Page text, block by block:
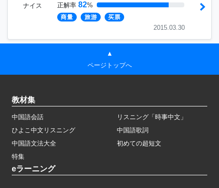
ナイス 正解率 82%
商量 旅游 买票
2015.03.30
▲
ページトップへ
教材集
中国語会話
リスニング「時事中文」
ひよこ中文リスニング
中国語歌詞
中国語文法大全
初めての超短文
特集
eラーニング